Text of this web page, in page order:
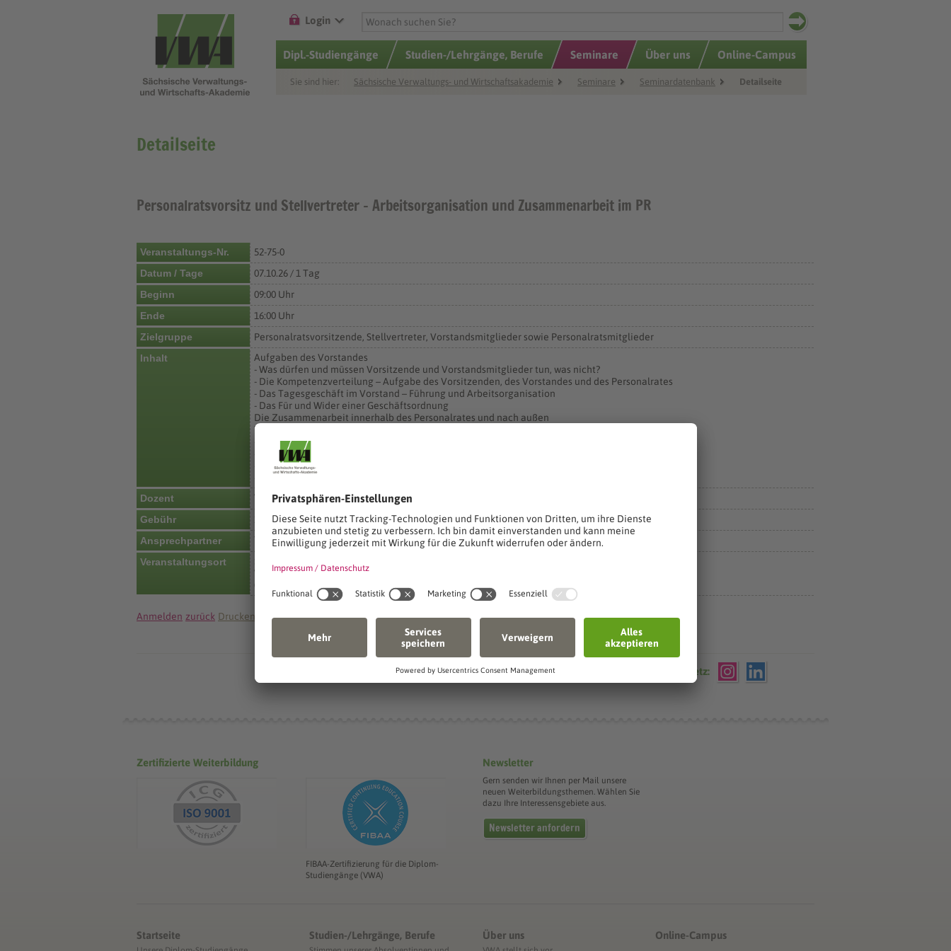
Login
Dipl.-Studiengänge Studien-/Lehrgänge, Berufe Seminare Über uns Online-Campus
Sie sind hier: Sächsische Verwaltungs- und Wirtschaftsakademie Seminare Seminardatenbank Detailseite
Detailseite
Personalratsvorsitz und Stellvertreter - Arbeitsorganisation und Zusammenarbeit im PR
Veranstaltungs-Nr.
52-75-0
Datum / Tage
07.10.26 / 1 Tag
Beginn
09:00 Uhr
Ende
16:00 Uhr
Zielgruppe
Personalratsvorsitzende, Stellvertreter, Vorstandsmitglieder sowie Personalratsmitglieder
Inhalt
Aufgaben des Vorstandes
- Was dürfen und müssen Vorsitzende und Vorstandsmitglieder tun, was nicht?
- Die Kompetenzverteilung – Aufgabe des Vorsitzenden, des Vorstandes und des Personalrates
- Das Tagesgeschäft im Vorstand – Führung und Arbeitsorganisation
- Das Für und Wider einer Geschäftsordnung
Die Zusammenarbeit innerhalb des Personalrates und nach außen
Vorbereitung und Durchführung von Sitzungen
- Ladung der Teilnehmer
- Tagesordnung
- Beschlussfassungen (Umlaufbeschlüsse)
- Protokollierung
Dozent
Wolfgang Wagner
Gebühr
170 €
Ansprechpartner
Team Organisation
Veranstaltungsort
Wiener Platz 10
Anmelden zurück Drucken
Die Sächsische VWA im Netz:
Zertifizierte Weiterbildung
FIBAA-Zertifizierung für die Diplom-
Studiengänge (VWA)
Newsletter
Gern senden wir Ihnen per Mail unsere
neuen Weiterbildungsthemen. Wählen Sie
dazu Ihre Interessensgebiete aus.
Newsletter anfordern
Startseite Studien-/Lehrgänge, Berufe Über uns Online-Campus